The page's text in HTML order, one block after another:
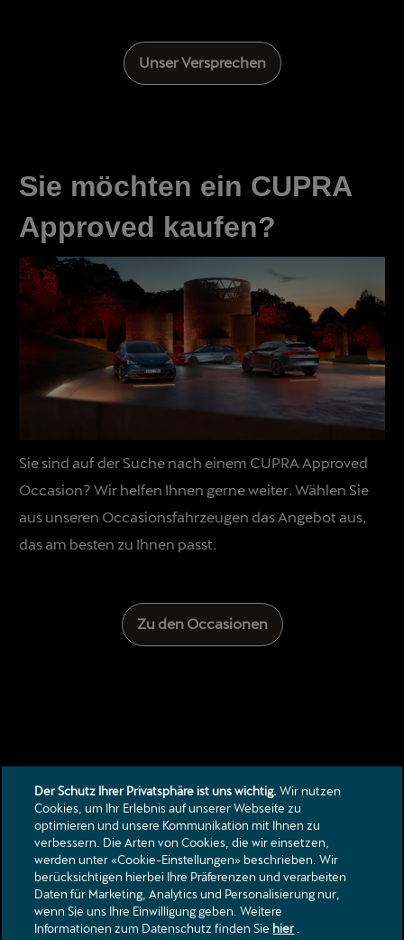
Unser Versprechen
Sie möchten ein CUPRA
Approved kaufen?
Sie sind auf der Suche nach einem CUPRA Approved
Occasion? Wir helfen Ihnen gerne weiter. Wählen Sie
aus unseren Occasionsfahrzeugen das Angebot aus,
das am besten zu Ihnen passt.
Zu den Occasionen
Kontakt
Kataloge & Preislisten
Rechtliche Hinweise
Datenschutzerklärung
Partner Datenschutzerklärung
Der Schutz Ihrer Privatsphäre ist uns wichtig. Wir nutzen
Cookies, um Ihr Erlebnis auf unserer Webseite zu
optimieren und unsere Kommunikation mit Ihnen zu
verbessern. Die Arten von Cookies, die wir einsetzen,
werden unter «Cookie-Einstellungen» beschrieben. Wir
berücksichtigen hierbei Ihre Präferenzen und verarbeiten
Daten für Marketing, Analytics und Personalisierung nur,
wenn Sie uns Ihre Einwilligung geben. Weitere
Informationen zum Datenschutz finden Sie hier.